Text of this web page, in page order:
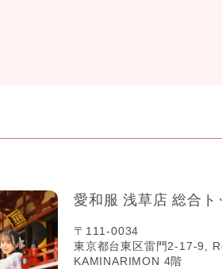
愛和服 浅草店 総合ト
〒111-0034
東京都台東区雷門2-17-9,
KAMINARIMON 4階